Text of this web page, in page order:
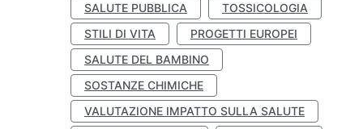
SALUTE PUBBLICA
TOSSICOLOGIA
STILI DI VITA
PROGETTI EUROPEI
SALUTE DEL BAMBINO
SOSTANZE CHIMICHE
VALUTAZIONE IMPATTO SULLA SALUTE